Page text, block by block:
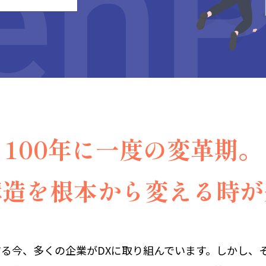
100年に一度の変革期。
を根本から変える時
今、多くの企業がDXに取り組んでいます。しかし、